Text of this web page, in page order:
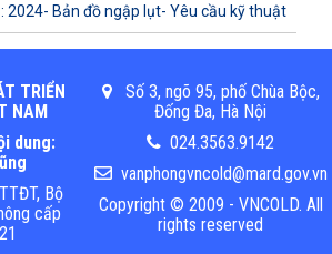
2024- Bản đồ ngập lụt- Yêu cầu kỹ thuật
TRIỂN
NAM
dung:
Bộ
cấp
Số 3, ngõ 95, phố Chùa Bộc,
Đống Đa, Hà Nội
024.3563.9142
vanphongvncold@mard.gov.vn
Copyright © 2009 - VNCOLD. All
rights reserved